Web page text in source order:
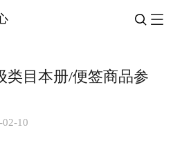
类目本册/便签商品参
02-10